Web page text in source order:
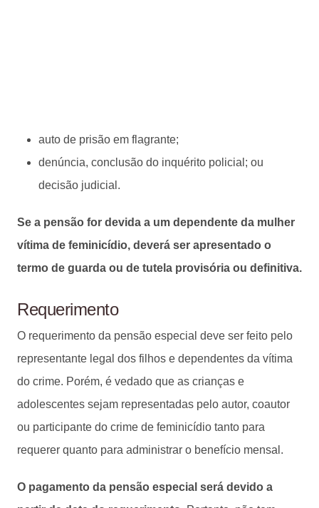
auto de prisão em flagrante;
denúncia, conclusão do inquérito policial; ou
decisão judicial.
Se a pensão for devida a um dependente da mulher
vítima de feminicídio, deverá ser apresentado o
termo de guarda ou de tutela provisória ou definitiva.
Requerimento
O requerimento da pensão especial deve ser feito pelo
representante legal dos filhos e dependentes da vítima
do crime. Porém, é vedado que as crianças e
adolescentes sejam representadas pelo autor, coautor
ou participante do crime de feminicídio tanto para
requerer quanto para administrar o benefício mensal.
O pagamento da pensão especial será devido a